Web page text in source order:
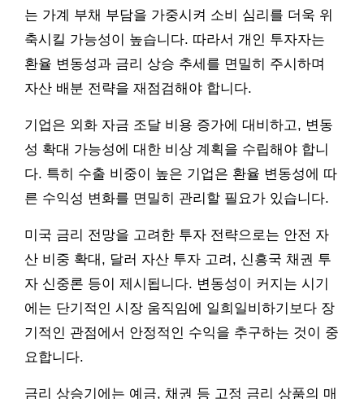
는 가계 부채 부담을 가중시켜 소비 심리를 더욱 위
축시킬 가능성이 높습니다. 따라서 개인 투자자는
환율 변동성과 금리 상승 추세를 면밀히 주시하며
자산 배분 전략을 재점검해야 합니다.
기업은 외화 자금 조달 비용 증가에 대비하고, 변동
성 확대 가능성에 대한 비상 계획을 수립해야 합니
다. 특히 수출 비중이 높은 기업은 환율 변동성에 따
른 수익성 변화를 면밀히 관리할 필요가 있습니다.
미국 금리 전망을 고려한 투자 전략으로는 안전 자
산 비중 확대, 달러 자산 투자 고려, 신흥국 채권 투
자 신중론 등이 제시됩니다. 변동성이 커지는 시기
에는 단기적인 시장 움직임에 일희일비하기보다 장
기적인 관점에서 안정적인 수익을 추구하는 것이 중
요합니다.
금리 상승기에는 예금, 채권 등 고정 금리 상품의 매